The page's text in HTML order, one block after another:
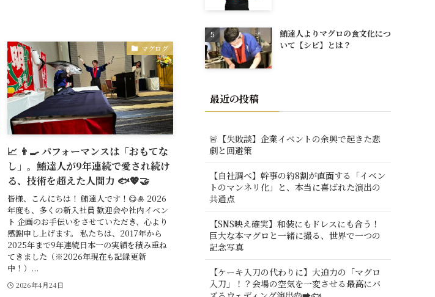
マグログ
📈 👨‍🍳 パフォーマンスは「おもてな
し」。鮪達人が9年連続で愛され続け
る、技術を超えた人間力 🐟💖🤝
皆様、こんにちは！ 鮪達人です！😋🎍 2026
年度も、多くの新入社員 歓迎会や社内イベン
ト 企画のお手伝いをさせていただき、心より
感謝申し上げます。 私たちは、2017年から
2025年まで9年連続日本一の実績を積み重ね
てきました（※2026年現在も記録更新
中！）...
2026年4月24日
鮪達人よりマグロの食文化につ
いて【シビ】とは？
最近の投稿
🚨【失敗談】企業イベントの余興で起きた悲
劇と回避策
【自社調べ】幹事の約8割が直面する「イベン
トのマンネリ化」と、本当に喜ばれた演出の
共通点
【SNS映え確実】和装にもドレスにも合う！
巨大な本マグロと一緒に撮る、世界で一つの
記念写真
【ケーキ入刀の代わりに】大迫力の「マグロ
入刀」！？会場の空気を一変させる最高にバ